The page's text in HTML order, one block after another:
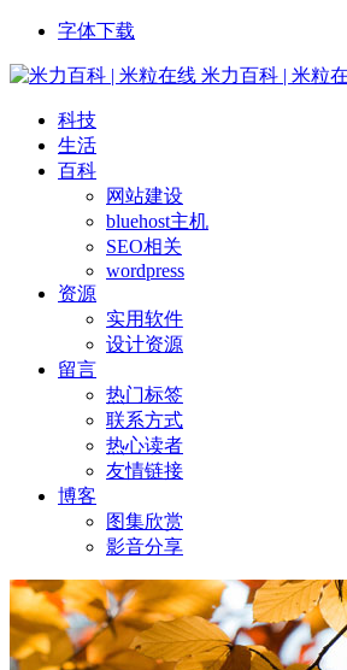
字体下载
米力百科 | 米粒
科技
生活
百科
网站建设
bluehost主机
SEO相关
wordpress
资源
实用软件
设计资源
留言
热门标签
联系方式
热心读者
友情链接
博客
图集欣赏
影音分享